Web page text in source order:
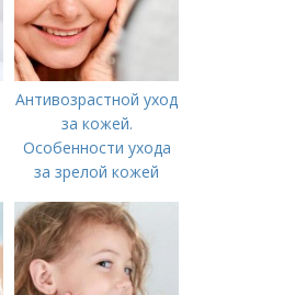
Антивозрастной уход
за кожей.
Особенности ухода
за зрелой кожей